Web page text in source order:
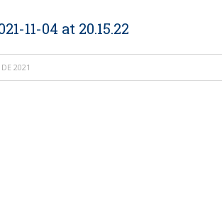
11-04 at 20.15.22
2021